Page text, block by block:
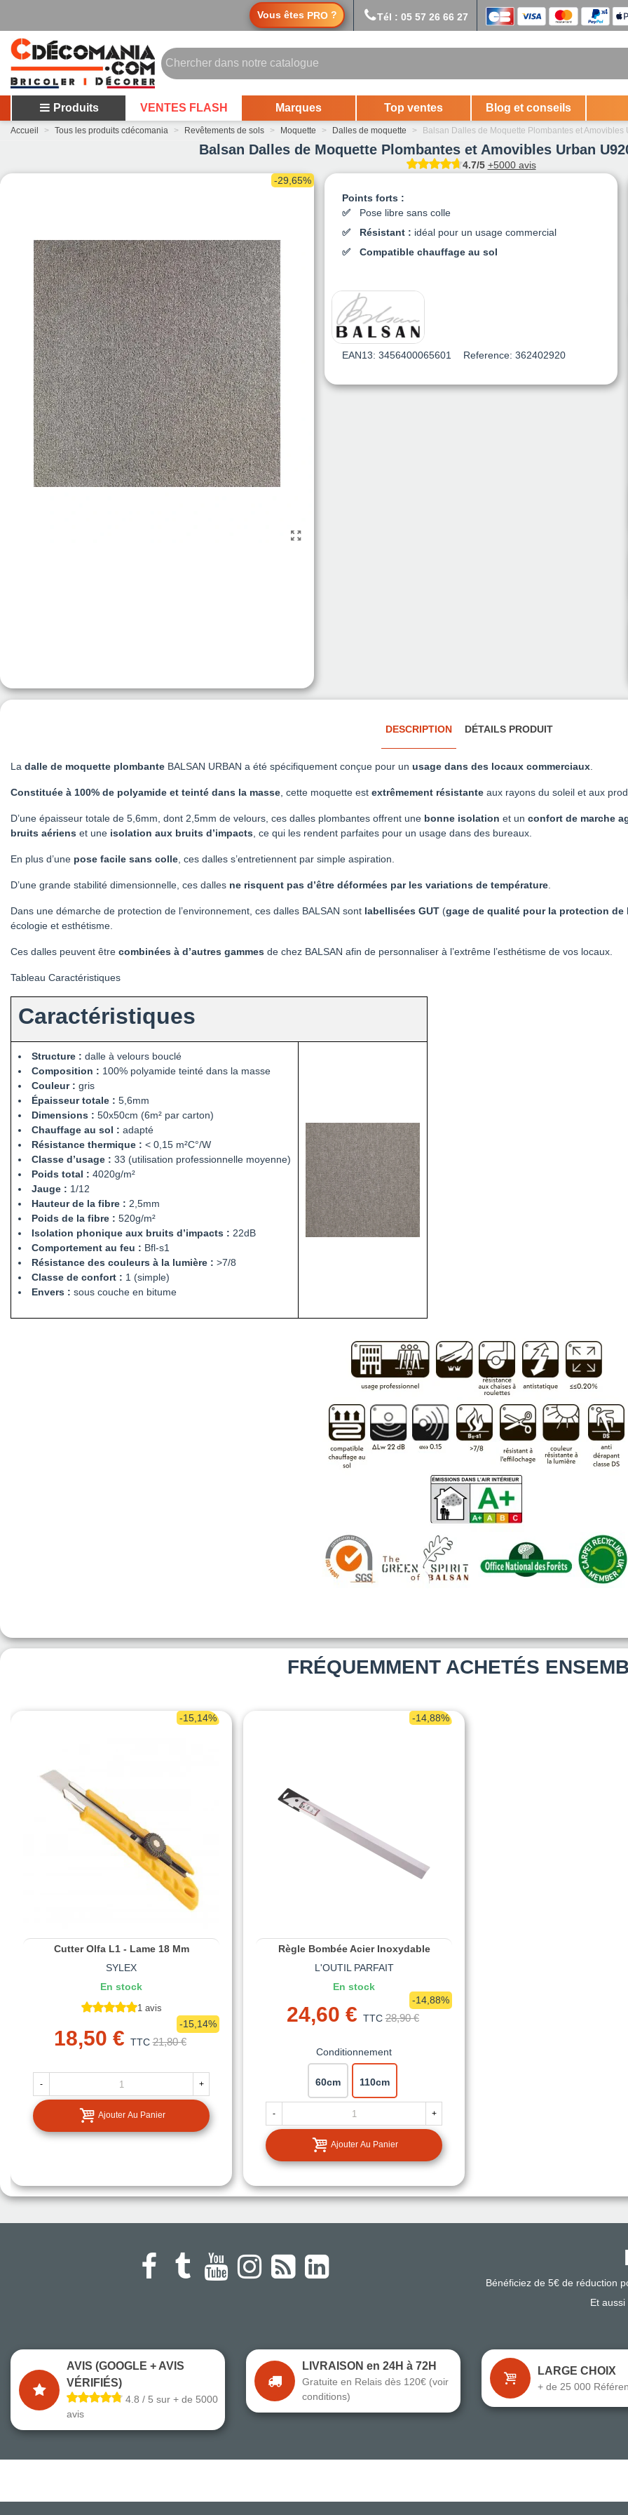
Vous êtes PRO ? Tél : 05 57 26 66 27
Produits VENTES FLASH Marques Top ventes Blog et conseils
Accueil > Tous les produits cdécomania > Revêtements de sols > Moquette > Dalles de moquette > Balsan Dalles de Moquette Plombantes et Amovibles
Balsan Dalles de Moquette Plombantes et Amovibles Urban
4.7/5 +5000 avis
-29,65%
Points forts :
Pose libre sans colle
Résistant : idéal pour un usage commercial
Compatible chauffage au sol
EAN13: 3456400065601 Reference: 362402920
DESCRIPTION DÉTAILS PRODUIT
La dalle de moquette plombante BALSAN URBAN a été spécifiquement conçue pour un usage dans des locaux commerciaux.
Constituée à 100% de polyamide et teinté dans la masse, cette moquette est extrêmement résistante aux rayons du soleil et aux
D’une épaisseur totale de 5,6mm, dont 2,5mm de velours, ces dalles plombantes offrent une bonne isolation et un confort de marche
bruits aériens et une isolation aux bruits d’impacts, ce qui les rendent parfaites pour un usage dans des bureaux.
En plus d’une pose facile sans colle, ces dalles s’entretiennent par simple aspiration.
D’une grande stabilité dimensionnelle, ces dalles ne risquent pas d’être déformées par les variations de température.
Dans une démarche de protection de l’environnement, ces dalles BALSAN sont labellisées GUT (gage de qualité pour la protection de
écologie et esthétisme.
Ces dalles peuvent être combinées à d’autres gammes de chez BALSAN afin de personnaliser à l’extrême l’esthétisme de vos locaux.
Tableau Caractéristiques
Caractéristiques
Structure : dalle à velours bouclé
Composition : 100% polyamide teinté dans la masse
Couleur : gris
Épaisseur totale : 5,6mm
Dimensions : 50x50cm (6m² par carton)
Chauffage au sol : adapté
Résistance thermique : < 0,15 m²C°/W
Classe d’usage : 33 (utilisation professionnelle moyenne)
Poids total : 4020g/m²
Jauge : 1/12
Hauteur de la fibre : 2,5mm
Poids de la fibre : 520g/m²
Isolation phonique aux bruits d’impacts : 22dB
Comportement au feu : Bfl-s1
Résistance des couleurs à la lumière : >7/8
Classe de confort : 1 (simple)
Envers : sous couche en bitume
FRÉQUEMMENT ACHETÉS
-15,14%
Cutter Olfa L1 - Lame 18 Mm
SYLEX
En stock
1 avis
18,50 € TTC 21,80 €
-15,14%
- +
Ajouter Au Panier
-14,88%
Règle Bombée Acier Inoxydable
L'OUTIL PARFAIT
En stock
24,60 € TTC 28,90 €
-14,88%
Conditionnement
60cm 110cm
- +
Ajouter Au Panier
Bénéficiez de 5€ de réduction
Et
AVIS (GOOGLE + AVIS
VÉRIFIÉS)
4.8 / 5 sur + de 5000
avis
LIVRAISON en 24H à 72H
Gratuite en Relais dès 120€ (voir
conditions)
LARGE CHOIX
+ de 25 000